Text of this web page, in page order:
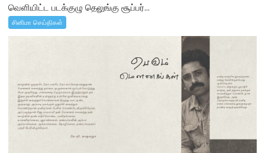
வெளியிட்ட படக்குழு தெலுங்கு சூப்பர்...
சினிமா செய்திகள்